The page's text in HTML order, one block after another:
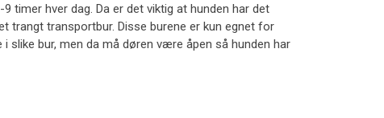
timer hver dag. Da er det viktig at hunden har det
trangt transportbur. Disse burene er kun egnet for
slike bur, men da må døren være åpen så hunden har